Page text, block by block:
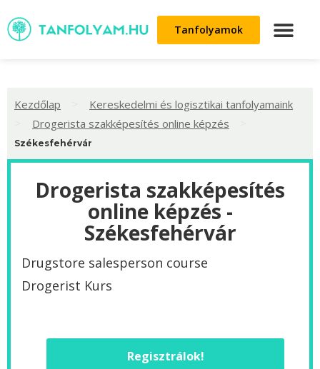
Tanfolyamok
Kezdőlap Kereskedelmi és logisztikai tanfolyamaink
Drogerista szakképesítés online képzés
Székesfehérvár
Drogerista szakképesítés
online képzés -
Székesfehérvár
Drugstore salesperson course
Drogerist Kurs
Regisztrálok!